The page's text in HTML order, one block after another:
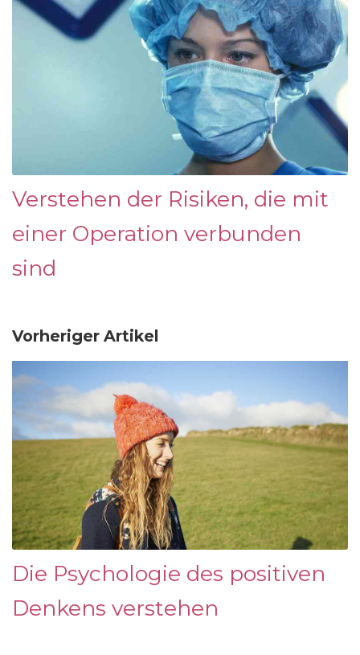
Verstehen der Risiken, die mit
einer Operation verbunden
sind
Vorheriger Artikel
Die Psychologie des positiven
Denkens verstehen